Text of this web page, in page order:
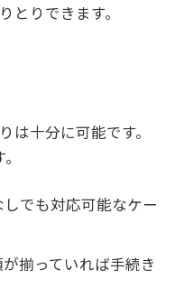
とりできます。
は十分に可能です。
でも対応可能なケー
揃っていれば手続き